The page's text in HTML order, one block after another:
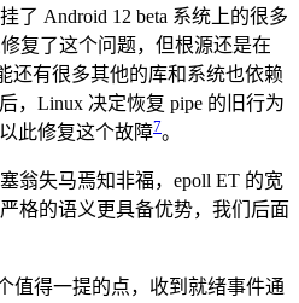
了 Android 12 beta 系统上的很多
复了这个问题，但根源还是在
还有很多其他的库和系统也依赖
，Linux 决定恢复 pipe 的旧行为
此修复这个故障7。
翁失马焉知非福，epoll ET 的宽
格的语义更具备优势，我们后面
值得一提的点，收到就绪事件通